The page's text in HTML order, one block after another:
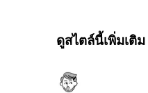
ดูสไตล์นี้เพิ่มเติม